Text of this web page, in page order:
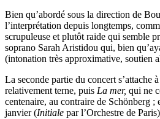
Bien qu’abordé sous la direction de
l’interprétation depuis longtemps,
scrupuleuse et plutôt raide qui semble
soprano Sarah Aristidou qui, bien
(intonation très approximative, soutien
La seconde partie du concert s’attache
relativement terne, puis La mer, qui ne
centenaire, au contraire de Schönberg
janvier (Initiale par l’Orchestre de